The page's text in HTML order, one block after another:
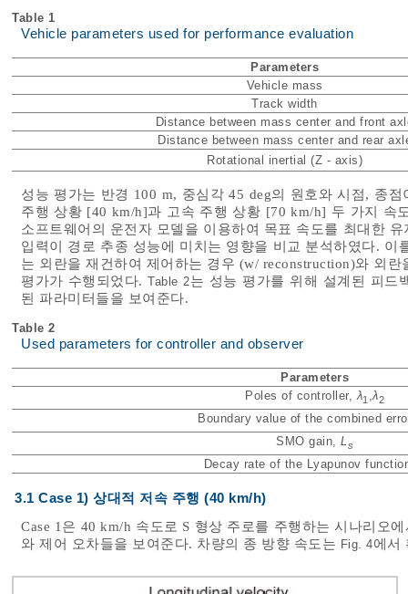
Table 1
Vehicle parameters used for performance evaluation
Parameters
Vehicle mass
Track width
Distance between mass center and front
Distance between mass center and rear
Rotational inertial (Z - axis)
성능 평가는 반경 100 m, 중심각 45 deg의 원호와 시점, 종
주행 상황 [40 km/h]과 고속 주행 상황 [70 km/h] 두 가지 속
소프트웨어의 운전자 모델을 이용하여 목표 속도를 최대한
입력이 경로 추종 성능에 미치는 영향을 비교 분석하였다.
는 외란을 재건하여 제어하는 경우 (w/ reconstruction)와 외
평가가 수행되었다.Table 2는 성능 평가를 위해 설계된 피드
된 파라미터들을 보여준다.
Table 2
Used parameters for controller and observer
Parameters
Poles of controller, λ1 λ2
Boundary value of the combined
SMO gain, L s
Decay rate of the Lyapunov
3.1 Case 1) 상대적 저속 주행 (40 km/h)
Case 1은 40 km/h 속도로 S 형상 주로를 주행하는 시나리오
와 제어 오차들을 보여준다. 차량의 종 방향 속도는 Fig. 4에서